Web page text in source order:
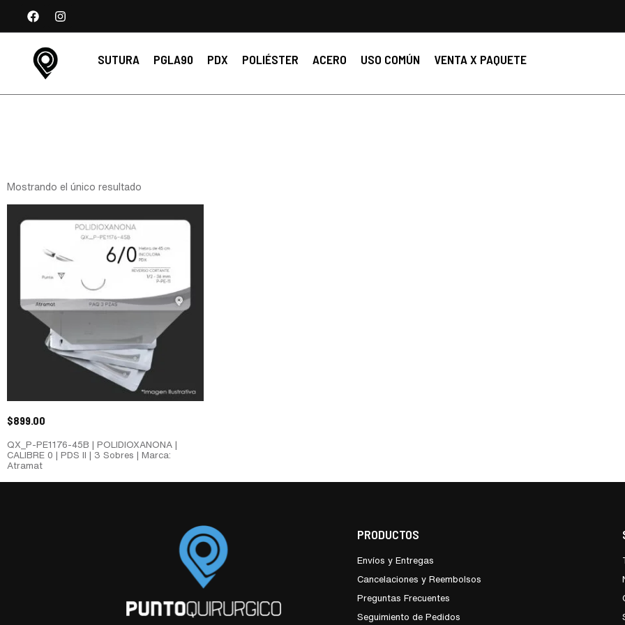
SUTURA PGLA90 PDX POLIÉSTER ACERO USO COMÚN VENTA X PAQUETE
Mostrando el único resultado
$899.00
QX_P-PE1176-45B | POLIDIOXANONA |
CALIBRE 0 | PDS II | 3 Sobres | Marca:
Atramat
PRODUCTOS
Envíos y Entregas
Cancelaciones y Reembolsos
Preguntas Frecuentes
Seguimiento de Pedidos